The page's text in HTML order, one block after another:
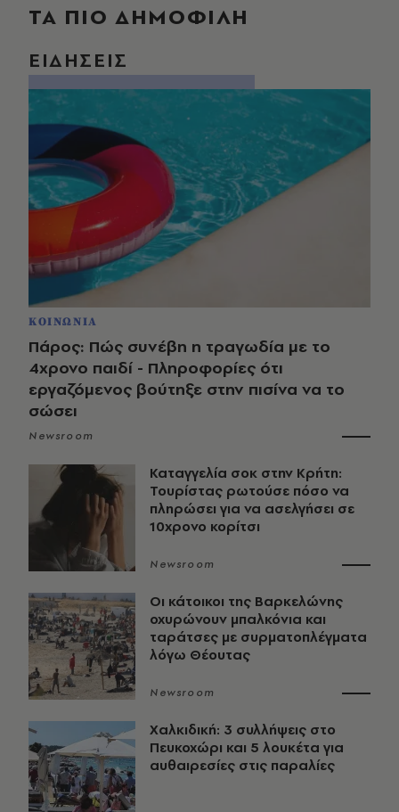
ΤΑ ΠΙΟ ΔΗΜΟΦΙΛΗ
ΕΙΔΗΣΕΙΣ
ΚΟΙΝΩΝΙΑ
Πάρος: Πώς συνέβη η τραγωδία με το
4χρονο παιδί - Πληροφορίες ότι
εργαζόμενος βούτηξε στην πισίνα να το
σώσει
Newsroom
Καταγγελία σοκ στην Κρήτη:
Τουρίστας ρωτούσε πόσο να
πληρώσει για να ασελγήσει σε
10χρονο κορίτσι
Newsroom
Οι κάτοικοι της Βαρκελώνης
οχυρώνουν μπαλκόνια και
ταράτσες με συρματοπλέγματα
λόγω Θέουτας
Newsroom
Χαλκιδική: 3 συλλήψεις στο
Πευκοχώρι και 5 λουκέτα για
αυθαιρεσίες στις παραλίες